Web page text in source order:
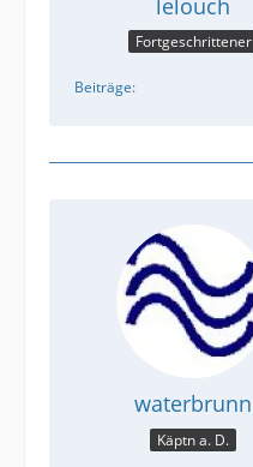
lelouch
Fortgeschrittener
Beiträge
waterbrunn
Käptn a. D.